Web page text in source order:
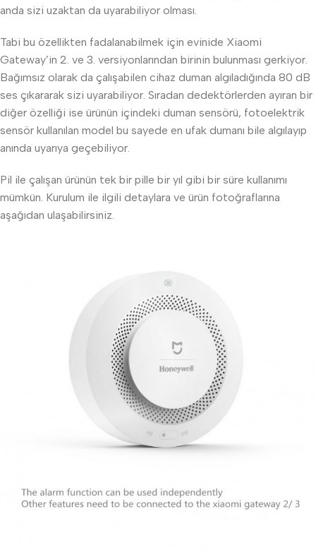
anda sizi uzaktan da uyarabiliyor olması.
Tabi bu özellikten fadalanabilmek için evinide Xiaomi
Gateway’in 2. ve 3. versiyonlarından birinin bulunması gerkiyor.
Bağımsız olarak da çalışabilen cihaz duman algıladığında 80 dB
ses çıkararak sizi uyarabiliyor. Sıradan dedektörlerden ayıran bir
diğer özelliği ise ürünün içindeki duman sensörü, fotoelektrik
sensör kullanılan model bu sayede en ufak dumanı bile algılayıp
anında uyarıya geçebiliyor.
Pil ile çalışan ürünün tek bir pille bir yıl gibi bir süre kullanımı
mümkün. Kurulum ile ilgili detaylara ve ürün fotoğraflarına
aşağıdan ulaşabilirsiniz.